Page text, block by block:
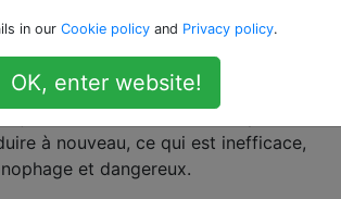
trajet quotidien est assez long et je
beaucoup d'appels téléphoniques en
Composer en conduisant est
je dois donc m'arrêter, composer et
à nouveau, ce qui est inefficace,
et dangereux.
in our Cookie policy and Privacy policy.
OK, enter website!